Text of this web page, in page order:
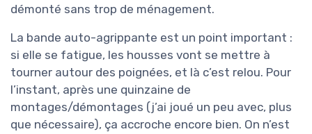
démonté sans trop de ménagement.
La bande auto-agrippante est un point important :
si elle se fatigue, les housses vont se mettre à
tourner autour des poignées, et là c’est relou. Pour
l’instant, après une quinzaine de
montages/démontages (j’ai joué un peu avec, plus
que nécessaire), ça accroche encore bien. On n’est